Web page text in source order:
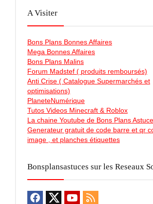
A Visiter
Bons Plans Bonnes Affaires
Mega Bonnes Affaires
Bons Plans Malins
Forum Madstef ( produits remboursés)
Anti Crise ( Catalogue Supermarchés et
optimisations)
PlaneteNumérique
Tutos Videos Minecraft & Roblox
La chaine Youtube de Bons Plans Astuce
Generateur gratuit de code barre et qr
image , et planches étiquettes
Bonsplansastuces sur les Reseaux